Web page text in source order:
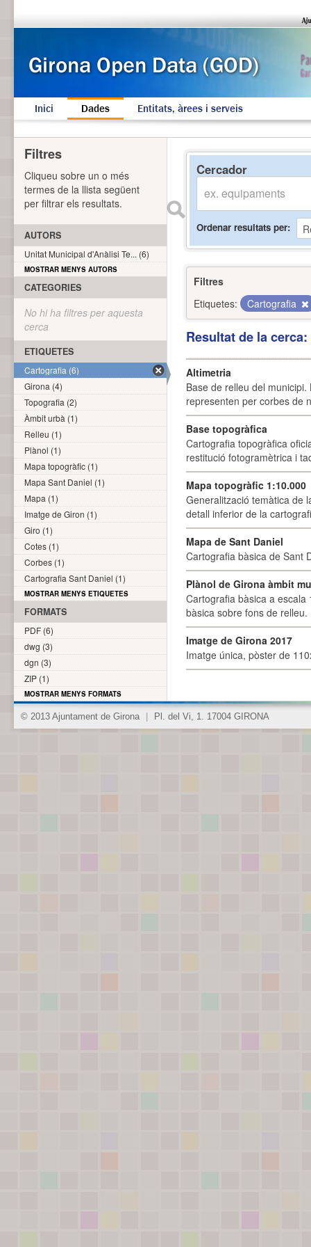
Inici Dades Entitats, àrees i serveis
Cercador
Ordenar resultats per
Filtres
Etiquetes:
Cartografia
Resultat de la
Altimetria
Base de relleu del
representen per corbes de
Base topogràfica
Cartografia topogràfica
restitució fotogramètrica i
Mapa topogràfic 1:10.000
Generalització temàtica de
detall inferior de la
Mapa de Sant Daniel
Cartografia bàsica de Sant
Plànol de Girona àmbit
Cartografia bàsica a
bàsica sobre fons de
Imatge de Girona 2017
Imatge única, pòster de
Filtres
Cliqueu sobre un o més
termes de la llista següent
per filtrar els resultats.
AUTORS
Unitat Municipal d'Anàlisi Te... (6)
MOSTRAR MENYS AUTORS
CATEGORIES
No hi ha filtres per aquesta
cerca
ETIQUETES
Cartografia (6)
Girona (4)
Topografia (2)
Àmbit urbà (1)
Relleu (1)
Plànol (1)
Mapa topogràfic (1)
Mapa Sant Daniel (1)
Mapa (1)
Imatge de Giron (1)
Giro (1)
Cotes (1)
Corbes (1)
Cartografia Sant Daniel (1)
MOSTRAR MENYS ETIQUETES
FORMATS
PDF (6)
dwg (3)
dgn (3)
ZIP (1)
MOSTRAR MENYS FORMATS
© 2013 Ajuntament de Girona Pl. del Vi, 1. 17004 GIRONA